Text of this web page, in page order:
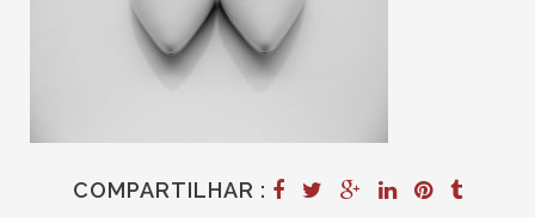
COMPARTILHAR :